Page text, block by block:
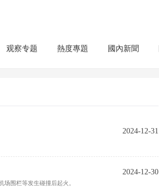
观察专题 熱度專題 國內新聞
2024-12-31
2024-12-30
围栏等发生碰撞后起火。